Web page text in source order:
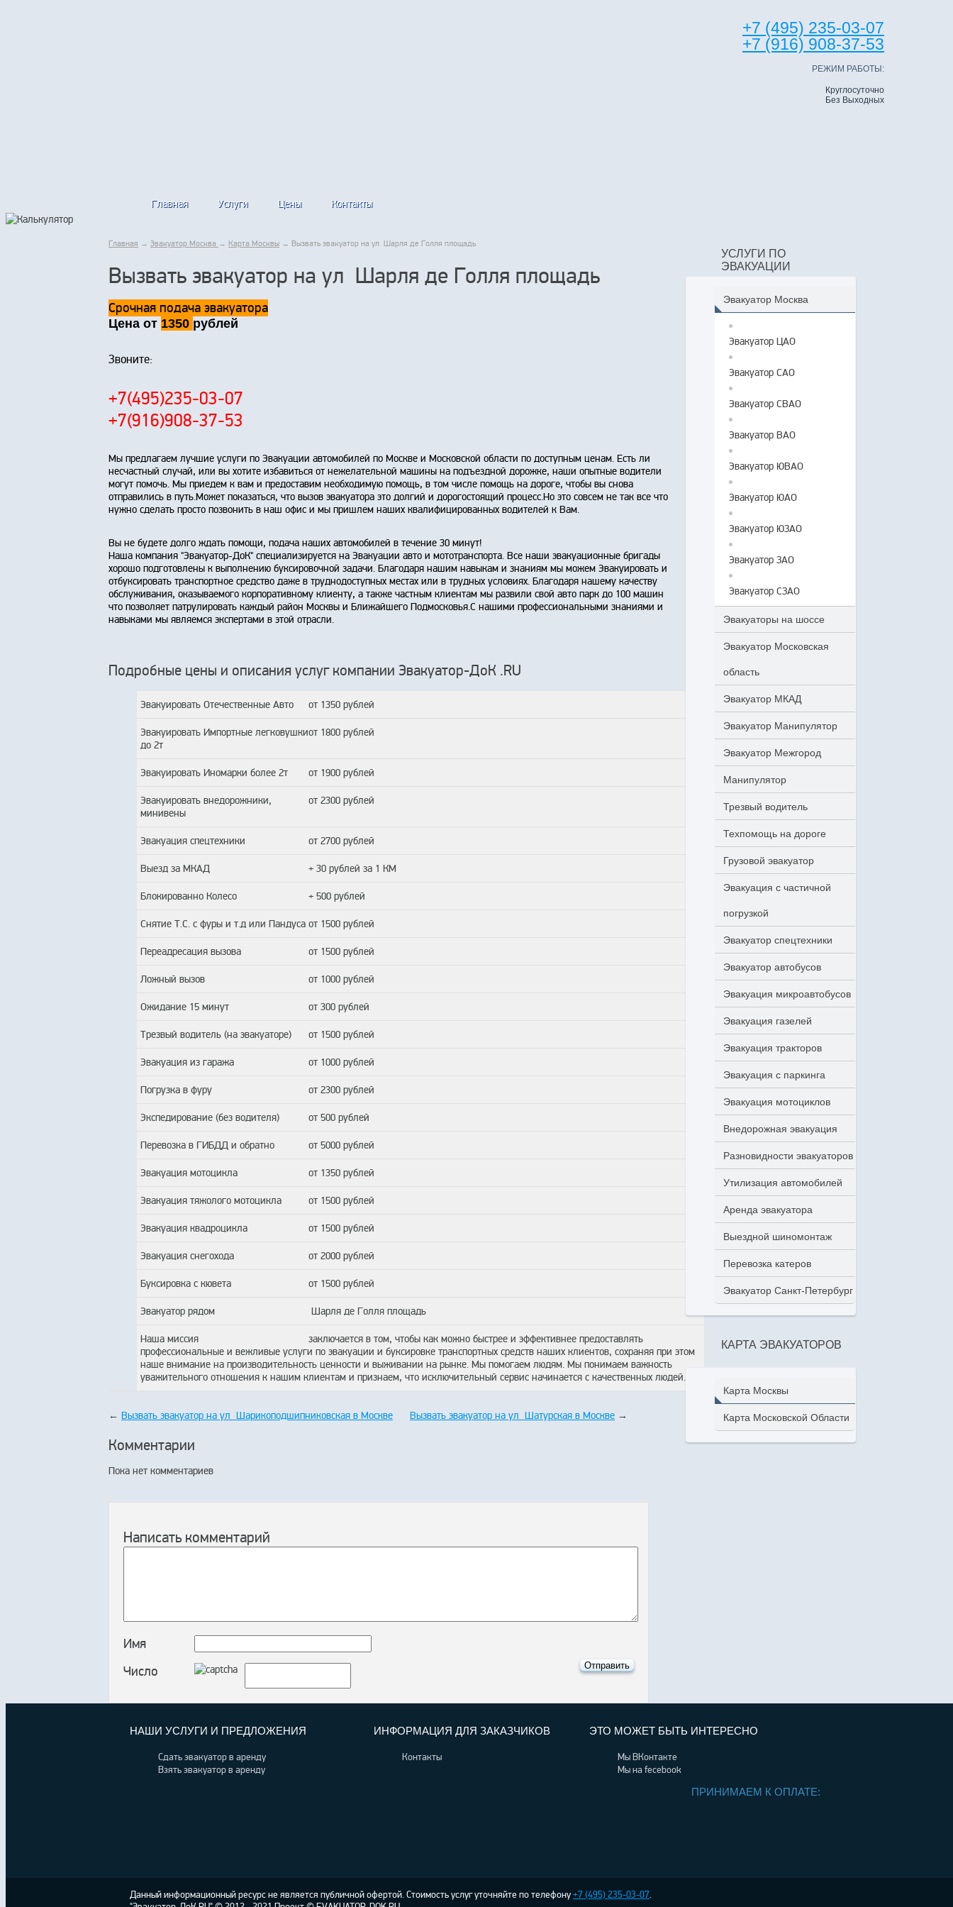
+7 (495) 235-03-07
+7 (916) 908-37-53
РЕЖИМ РАБОТЫ:
Круглосуточно
Без Выходных
Главная Услуги Цены Контакты
Главная → Эвакуатор Москва → Карта Москвы → Вызвать эвакуатор на ул Шарля де Голля площадь
Вызвать эвакуатор на ул Шарля де Голля площадь
Срочная подача эвакуатора
Цена от 1350 рублей
Звоните:
+7(495)235-03-07
+7(916)908-37-53
Мы предлагаем лучшие услуги по Эвакуации автомобилей по Москве и Московской области по доступным ценам. Есть ли
несчастный случай, или вы хотите избавиться от нежелательной машины на подъездной дорожке, наши опытные водители
могут помочь. Мы приедем к вам и предоставим необходимую помощь, в том числе помощь на дороге, чтобы вы снова
отправились в путь.Может показаться, что вызов эвакуатора это долгий и дорогостоящий процесс.Но это совсем не так все что
нужно сделать просто позвонить в наш офис и мы пришлем наших квалифицированных водителей к Вам.
Вы не будете долго ждать помощи, подача наших автомобилей в течение 30 минут!
Наша компания "Эвакуатор-ДоК" специализируется на Эвакуации авто и мототранспорта. Все наши эвакуационные бригады
хорошо подготовлены к выполнению буксировочной задачи. Благодаря нашим навыкам и знаниям мы можем Эвакуировать и
отбуксировать транспортное средство даже в труднодоступных местах или в трудных условиях. Благодаря нашему качеству
обслуживания, оказываемого корпоративному клиенту, а также частным клиентам мы развили свой авто парк до 100 машин
что позволяет патрулировать каждый район Москвы и Ближайшего Подмосковья.С нашими профессиональными знаниями и
навыками мы являемся экспертами в этой отрасли.
Подробные цены и описания услуг компании Эвакуатор-ДоК .RU
Эвакуировать Отечественные Авто от 1350 рублей
Эвакуировать Импортные легковушки
до 2т
от 1800 рублей
Эвакуировать Иномарки более 2т от 1900 рублей
Эвакуировать внедорожники,
минивены
от 2300 рублей
Эвакуация спецтехники от 2700 рублей
Выезд за МКАД + 30 рублей за 1 КМ
Блокированно Колесо + 500 рублей
Снятие Т.С. с фуры и т.д или Пандуса от 1500 рублей
Переадресация вызова от 1500 рублей
Ложный вызов от 1000 рублей
Ожидание 15 минут от 300 рублей
Трезвый водитель (на эвакуаторе) от 1500 рублей
Эвакуация из гаража от 1000 рублей
Погрузка в фуру от 2300 рублей
Экспедирование (без водителя) от 500 рублей
Перевозка в ГИБДД и обратно от 5000 рублей
Эвакуация мотоцикла от 1350 рублей
Эвакуация тяжолого мотоцикла от 1500 рублей
Эвакуация квадроцикла от 1500 рублей
Эвакуация снегохода от 2000 рублей
Буксировка с кювета от 1500 рублей
Эвакуатор рядом Шарля де Голля площадь
Наша миссия
заключается в том, чтобы как можно быстрее и эффективнее предоставлять
профессиональные и вежливые услуги по эвакуации и буксировке транспортных средств наших клиентов, сохраняя при этом
наше внимание на производительность ценности и выживании на рынке. Мы помогаем людям. Мы понимаем важность
уважительного отношения к нашим клиентам и признаем, что исключительный сервис начинается с качественных людей.
← Вызвать эвакуатор на ул Шарикоподшипниковская в Москве Вызвать эвакуатор на ул Шатурская в Москве →
Комментарии
Пока нет комментариев
Написать комментарий
Имя
Число
УСЛУГИ ПО
ЭВАКУАЦИИ
Эвакуатор Москва
Эвакуатор ЦАО
Эвакуатор САО
Эвакуатор СВАО
Эвакуатор ВАО
Эвакуатор ЮВАО
Эвакуатор ЮАО
Эвакуатор ЮЗАО
Эвакуатор ЗАО
Эвакуатор СЗАО
Эвакуаторы на шоссе
Эвакуатор Московская
область
Эвакуатор МКАД
Эвакуатор Манипулятор
Эвакуатор Межгород
Манипулятор
Трезвый водитель
Техпомощь на дороге
Грузовой эвакуатор
Эвакуация с частичной
погрузкой
Эвакуатор спецтехники
Эвакуатор автобусов
Эвакуация микроавтобусов
Эвакуация газелей
Эвакуация тракторов
Эвакуация с паркинга
Эвакуация мотоциклов
Внедорожная эвакуация
Разновидности эвакуаторов
Утилизация автомобилей
Аренда эвакуатора
Выездной шиномонтаж
Перевозка катеров
Эвакуатор Санкт-Петербург
КАРТА ЭВАКУАТОРОВ
Карта Москвы
Карта Московской Области
НАШИ УСЛУГИ И ПРЕДЛОЖЕНИЯ
Сдать эвакуатор в аренду
Взять эвакуатор в аренду
ИНФОРМАЦИЯ ДЛЯ ЗАКАЗЧИКОВ
Контакты
ЭТО МОЖЕТ БЫТЬ ИНТЕРЕСНО
Мы ВКонтакте
Мы на fecebook
ПРИНИМАЕМ К ОПЛАТЕ:
Данный информационный ресурс не является публичной офертой. Стоимость услуг уточняйте по телефону+7 (495) 235-03-07.